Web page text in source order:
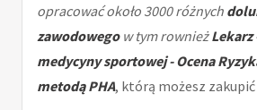
opracować około 3000 różnych
zawodowegow tym rownieżLekarz
medycyny sportowej - Ocena
metodą PHA, którą możesz